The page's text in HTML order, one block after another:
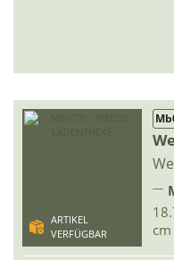
ARTIKEL
VERFÜGBAR